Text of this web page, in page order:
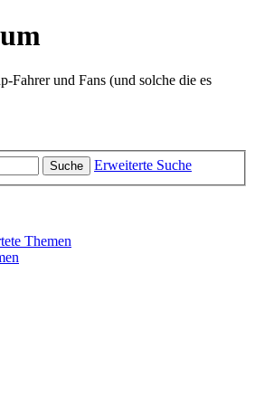
Fahrer und Fans (und solche die es
Suche Erweiterte Suche
Themen